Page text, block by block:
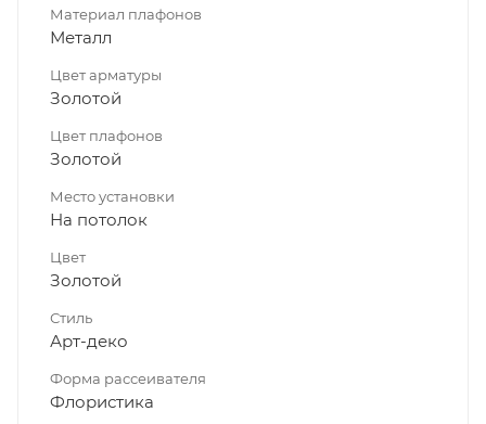
Материал плафонов
Металл
Цвет арматуры
Золотой
Цвет плафонов
Золотой
Место установки
На потолок
Цвет
Золотой
Стиль
Арт-деко
Форма рассеивателя
Флористика